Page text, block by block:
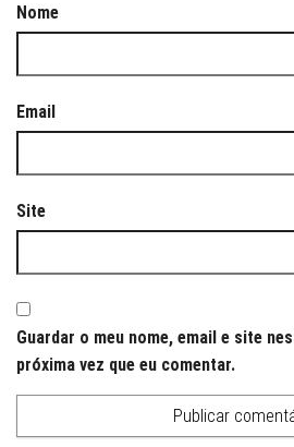
Nome
Email
Site
Guardar o meu nome, email e site
próxima vez que eu comentar.